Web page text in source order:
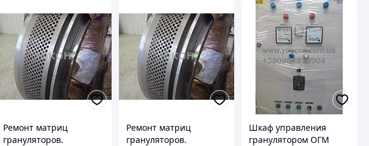
Ремонт матриц
грануляторов.
Ремонт матриц
грануляторов.
Шкаф управления
гранулятором ОГМ